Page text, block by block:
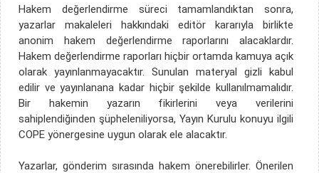
Hakem değerlendirme süreci tamamlandıktan sonra,
yazarlar makaleleri hakkındaki editör kararıyla birlikte
anonim hakem değerlendirme raporlarını alacaklardır.
Hakem değerlendirme raporları hiçbir ortamda kamuya açık
olarak yayınlanmayacaktır. Sunulan materyal gizli kabul
edilir ve yayınlanana kadar hiçbir şekilde kullanılmamalıdır.
Bir hakemin yazarın fikirlerini veya verilerini
sahiplendiğinden şüpheleniliyorsa, Yayın Kurulu konuyu ilgili
COPE yönergesine uygun olarak ele alacaktır.
Yazarlar, gönderim sırasında hakem önerebilirler. Önerilen